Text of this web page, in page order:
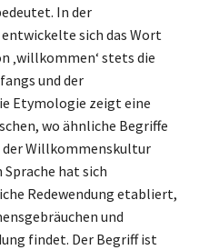
In der
sich das Wort
‚willkommen‘ stets die
und der
Etymologie zeigt eine
wo ähnliche Begriffe
der Willkommenskultur
Sprache hat sich
Redewendung etabliert,
und
findet. Der Begriff ist